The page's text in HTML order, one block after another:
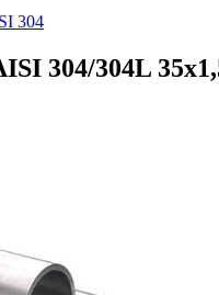
304
304/304L